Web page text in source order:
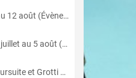
GTA Online : Détails des bonus du 6 au 12 août (Évènement « Braquages de l'été » - Suite et fin)
GTA Online : Détails des bonus du 30 juillet au 5 août (Évènement « Braquages d'été »)
GTA Online : Les Pegassi Ignus de poursuite et Grotti Veleno GT sont maintenant disponibles